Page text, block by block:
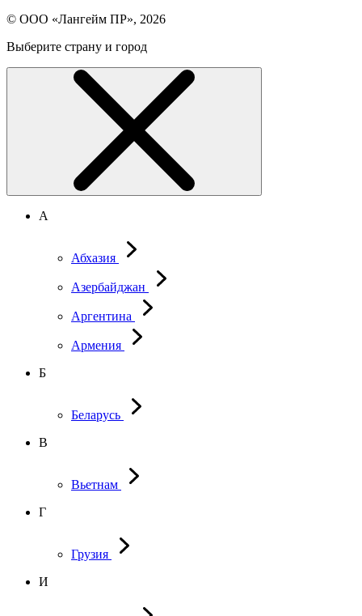
© ООО «Лангейм ПР», 2026
Выберите страну и город
А
Абхазия
Азербайджан
Аргентина
Армения
Б
Беларусь
В
Вьетнам
Г
Грузия
И